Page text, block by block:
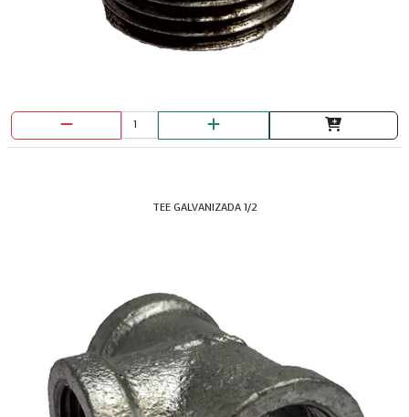
TEE GALVANIZADA 1/2